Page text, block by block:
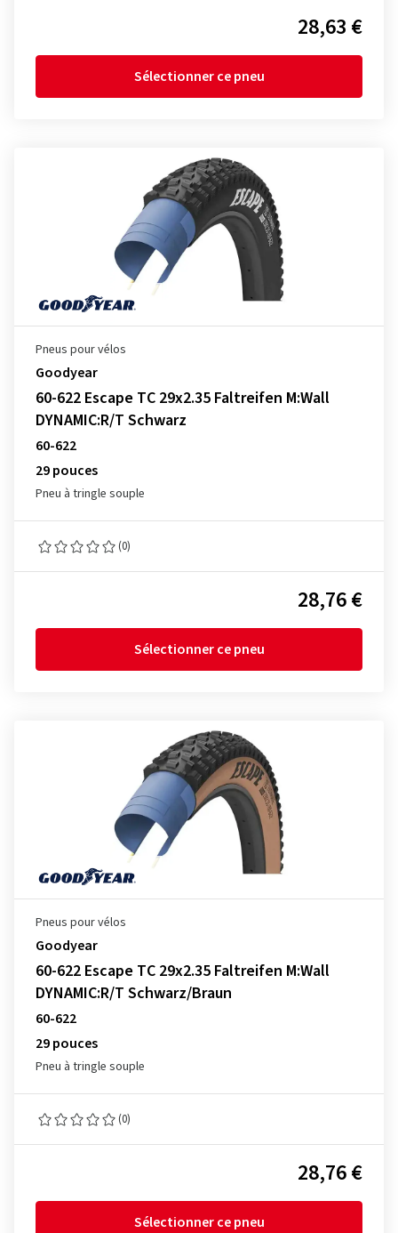
28,63 €
Sélectionner ce pneu
Pneus pour vélos
Goodyear
60-622 Escape TC 29x2.35 Faltreifen M:Wall
DYNAMIC:R/T Schwarz
60-622
29 pouces
Pneu à tringle souple
(0)
28,76 €
Sélectionner ce pneu
Pneus pour vélos
Goodyear
60-622 Escape TC 29x2.35 Faltreifen M:Wall
DYNAMIC:R/T Schwarz/Braun
60-622
29 pouces
Pneu à tringle souple
(0)
28,76 €
Sélectionner ce pneu